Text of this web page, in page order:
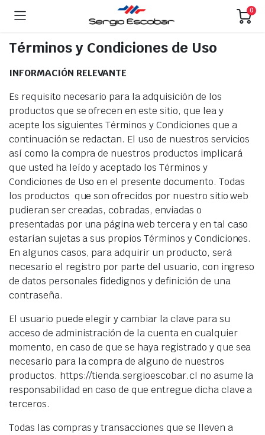
0
Términos y Condiciones de Uso
INFORMACIÓN RELEVANTE
Es requisito necesario para la adquisición de los
productos que se ofrecen en este sitio, que lea y
acepte los siguientes Términos y Condiciones que a
continuación se redactan. El uso de nuestros servicios
así como la compra de nuestros productos implicará
que usted ha leído y aceptado los Términos y
Condiciones de Uso en el presente documento. Todas
los productos que son ofrecidos por nuestro sitio web
pudieran ser creadas, cobradas, enviadas o
presentadas por una página web tercera y en tal caso
estarían sujetas a sus propios Términos y Condiciones.
En algunos casos, para adquirir un producto, será
necesario el registro por parte del usuario, con ingreso
de datos personales fidedignos y definición de una
contraseña.
El usuario puede elegir y cambiar la clave para su
acceso de administración de la cuenta en cualquier
momento, en caso de que se haya registrado y que sea
necesario para la compra de alguno de nuestros
productos. https://tienda.sergioescobar.cl no asume la
responsabilidad en caso de que entregue dicha clave a
terceros.
Todas las compras y transacciones que se lleven a